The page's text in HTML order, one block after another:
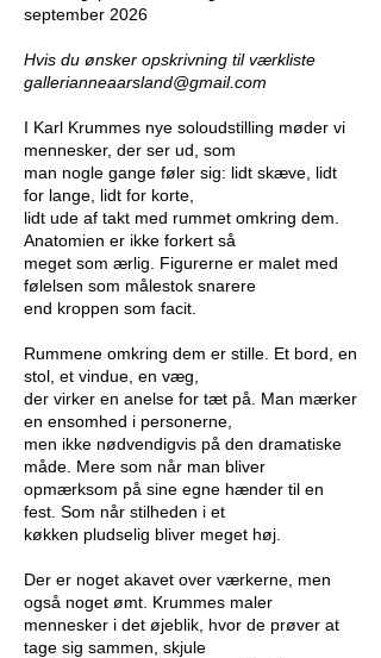
september 2026
Hvis du ønsker opskrivning til værkliste
gallerianneaarsland@gmail.com
I Karl Krummes nye soloudstilling møder vi
mennesker, der ser ud, som
man nogle gange føler sig: lidt skæve, lidt
for lange, lidt for korte,
lidt ude af takt med rummet omkring dem.
Anatomien er ikke forkert så
meget som ærlig. Figurerne er malet med
følelsen som målestok snarere
end kroppen som facit.
Rummene omkring dem er stille. Et bord, en
stol, et vindue, en væg,
der virker en anelse for tæt på. Man mærker
en ensomhed i personerne,
men ikke nødvendigvis på den dramatiske
måde. Mere som når man bliver
opmærksom på sine egne hænder til en
fest. Som når stilheden i et
køkken pludselig bliver meget høj.
Der er noget akavet over værkerne, men
også noget ømt. Krummes maler
mennesker i det øjeblik, hvor de prøver at
tage sig sammen, skjule